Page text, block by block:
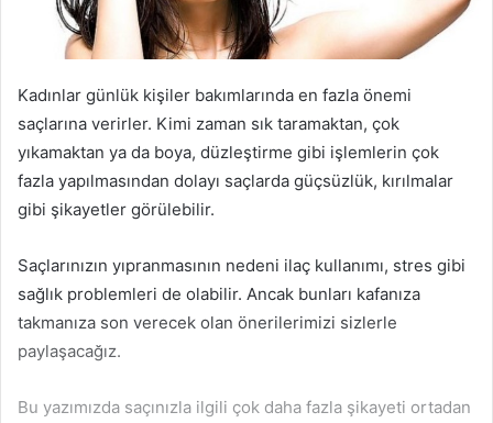
Kadınlar günlük kişiler bakımlarında en fazla önemi
saçlarına verirler. Kimi zaman sık taramaktan, çok
yıkamaktan ya da boya, düzleştirme gibi işlemlerin çok
fazla yapılmasından dolayı saçlarda güçsüzlük, kırılmalar
gibi şikayetler görülebilir.
Saçlarınızın yıpranmasının nedeni ilaç kullanımı, stres gibi
sağlık problemleri de olabilir. Ancak bunları kafanıza
takmanıza son verecek olan önerilerimizi sizlerle
paylaşacağız.
Bu yazımızda saçınızla ilgili çok daha fazla şikayeti ortadan